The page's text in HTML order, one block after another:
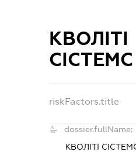
КВОЛІТІ
СІСТЕМС
riskFactors.title
dossier.fullName:
КВОЛІТІ